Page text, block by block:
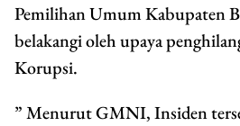
Pemilihan Umum Kabupaten
belakangi oleh upaya
Korupsi.
” Menurut GMNI, Insiden